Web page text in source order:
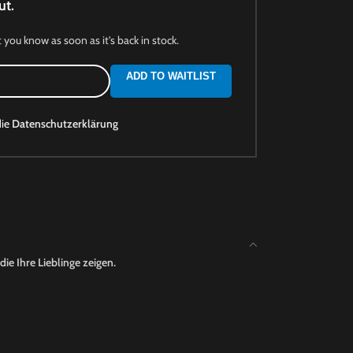
know as soon as it's back in stock.
ADD TO WAITLIST
Datenschutzerklärung
Ihre Lieblinge zeigen.